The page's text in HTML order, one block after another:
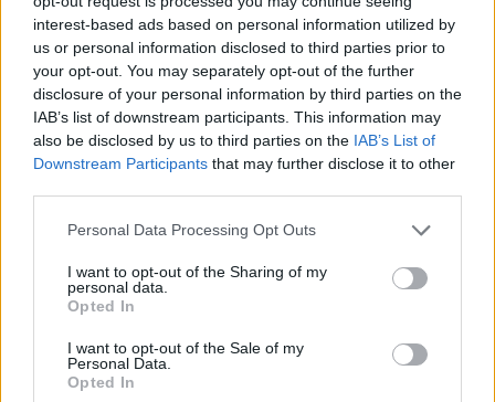
interest-based ads based on personal information utilized by
us or personal information disclosed to third parties prior to
your opt-out. You may separately opt-out of the further
disclosure of your personal information by third parties on the
IAB’s list of downstream participants. This information may
also be disclosed by us to third parties on the IAB’s List of
Downstream Participants that may further disclose it to other
Please note that this website/app uses one or more Google
not limited to your visit or usage behaviour. You may click to
grant or deny consent to Google and its third-party tags to
use your data for below specified purposes in below Google
consent section.
Personal Data Processing Opt Outs
I want to opt-out of the Sharing of my
personal data.
Opted In
I want to opt-out of the Sale of my
Personal Data.
Opted In
Milwaukee Brewers: la prima squadra MLB a
raggiungere le 70 vittorie nella stagione 2026
Ilaria Mauri · 5 Ago 2026